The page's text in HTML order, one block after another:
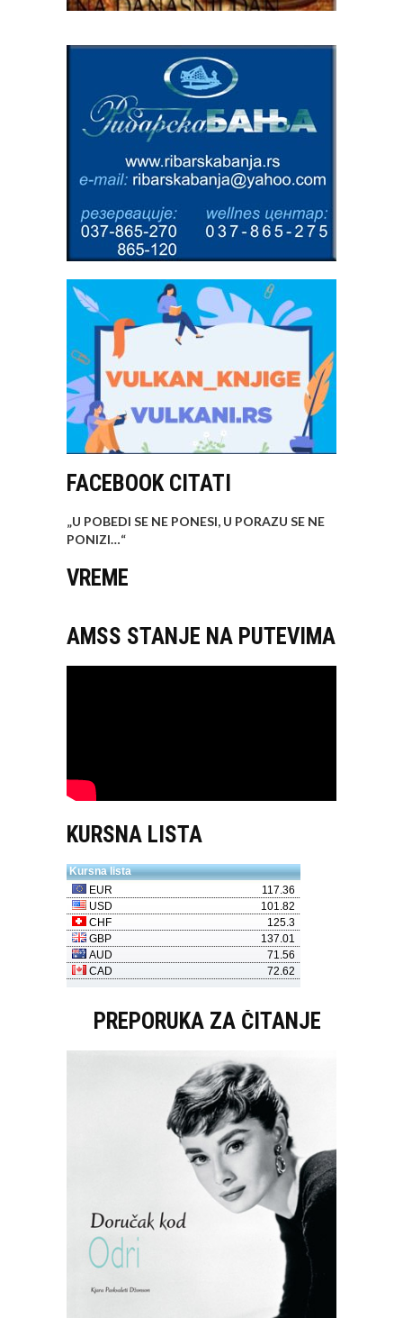
FACEBOOK CITATI
„U POBEDI SE NE PONESI, U PORAZU SE NE
PONIZI…“
VREME
AMSS STANJE NA PUTEVIMA
KURSNA LISTA
PREPORUKA ZA ČITANJE